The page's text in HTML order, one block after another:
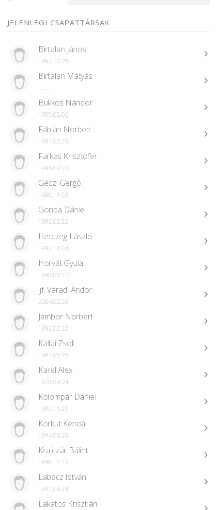
JELENLEGI CSAPATTÁRSAK
Birtalan János
1992.10.25
Birtalan Mátyás
..........
Bükkös Nándor
1999.05.06
Fábián Norbert
1981.02.20
Farkas Krisztofer
1996.09.03
Géczi Gergő
1980.11.03
Gonda Dániel
1992.02.22
Herczeg László
1993.11.04
Horvát Gyula
1998.08.17
ijf. Váradi Andor
2004.02.26
Jámbor Norbert
1992.02.22
Kállai Zsolt
1981.05.15
Karel Alex
1978.09.04
Kolompár Dániel
1995.11.21
Korkut Kendál
1994.03.20
Krajczár Bálint
1998.12.12
Labacz István
1991.04.24
Lakatos Krisztián